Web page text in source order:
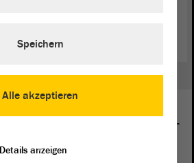
sind im Landtag von Sachsen-
Alle akzeptieren
Speichern
Details anzeigen